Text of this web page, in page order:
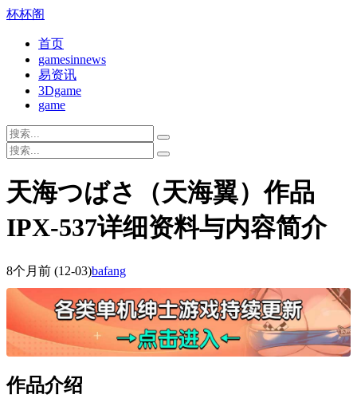
杯杯阁
首页
gamesinnews
易资讯
3Dgame
game
天海つばさ（天海翼）作品
IPX-537详细资料与内容简介
8个月前 (12-03)bafang
作品介绍